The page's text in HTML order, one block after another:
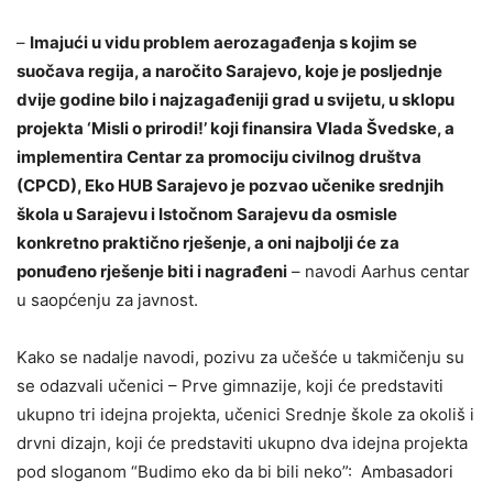
– Imajući u vidu problem aerozagađenja s kojim se
suočava regija, a naročito Sarajevo, koje je posljednje
dvije godine bilo i najzagađeniji grad u svijetu, u sklopu
projekta ‘Misli o prirodi!’ koji finansira Vlada Švedske, a
implementira Centar za promociju civilnog društva
(CPCD), Eko HUB Sarajevo je pozvao učenike srednjih
škola u Sarajevu i Istočnom Sarajevu da osmisle
konkretno praktično rješenje, a oni najbolji će za
ponuđeno rješenje biti i nagrađeni – navodi Aarhus centar
u saopćenju za javnost.
Kako se nadalje navodi, pozivu za učešće u takmičenju su
se odazvali učenici – Prve gimnazije, koji će predstaviti
ukupno tri idejna projekta, učenici Srednje škole za okoliš i
drvni dizajn, koji će predstaviti ukupno dva idejna projekta
pod sloganom “Budimo eko da bi bili neko”: Ambasadori